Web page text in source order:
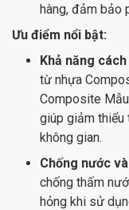
hàng, đảm bảo
Ưu điểm nổi bật:
Khả năng
từ nhựa
Composite
giúp giảm thiểu
không gian.
Chống nước
chống thấm
hỏng khi sử